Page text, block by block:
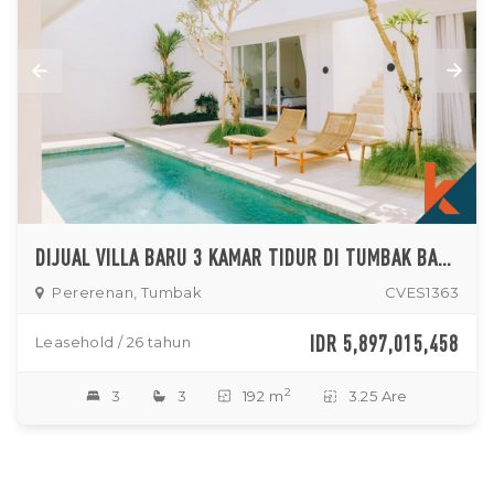
DIJUAL VILLA BARU 3 KAMAR TIDUR DI TUMBAK BAYUH
Pererenan, Tumbak CVES1363
Leasehold / 26 tahun IDR 5,897,015,458
3 3 192 m2 3.25 Are